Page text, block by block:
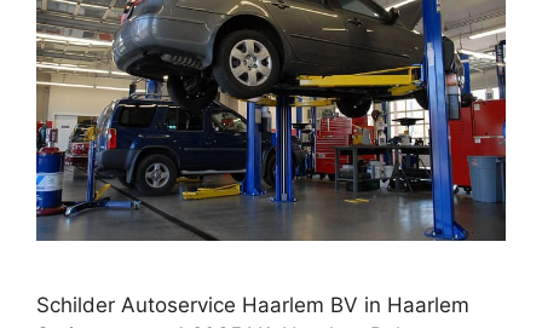
Schilder Autoservice Haarlem BV in Haarlem